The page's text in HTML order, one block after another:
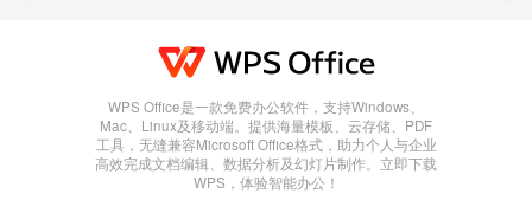
WPS Office是一款免费办公软件，支持Windows、
Mac、Linux及移动端。提供海量模板、云存储、PDF
工具，无缝兼容Microsoft Office格式，助力个人与企业
高效完成文档编辑、数据分析及幻灯片制作。立即下载
WPS，体验智能办公！